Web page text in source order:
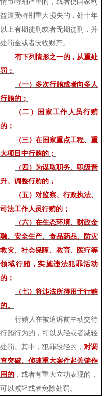
益遭受特别重大损失的，处十年
以上有期徒刑或者无期徒刑，并
处罚金或者没收财产。
有下列情形之一的，从重处
罚：
（一）多次行贿或者向多人
行贿的；
（二）国家工作人员行贿
的；
（三）在国家重点工程、重
大项目中行贿的；
（四）为谋取职务、职级晋
升、调整行贿的；
（五）对监察、行政执法、
司法工作人员行贿的；
（六）在生态环境、财政金
融、安全生产、食品药品、防灾
救灾、社会保障、教育、医疗等
领域行贿，实施违法犯罪活动
的；
（七）将违法所得用于行贿
的。
行贿人在被追诉前主动交待
行贿行为的，可以从轻或者减轻
处罚。其中，犯罪较轻的， 对调
查突破、侦破重大案件起关键作
用的 ，或者有重大立功表现的，
可以减轻或者免除处罚。